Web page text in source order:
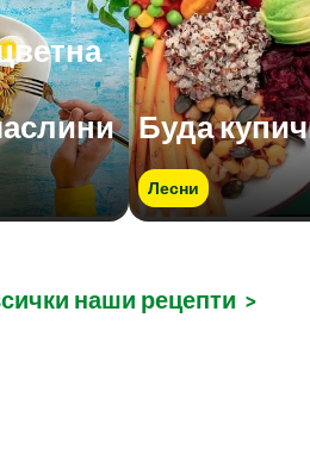
Буда
Лесни
наши рецепти >